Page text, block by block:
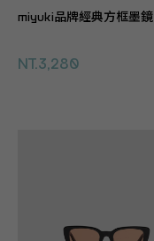
miyuki品牌經典方框墨鏡
NT.3,280